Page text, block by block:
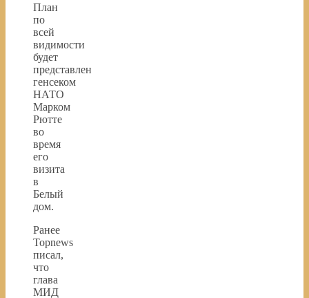
План
по
всей
видимости
будет
представлен
генсеком
НАТО
Марком
Рютте
во
время
его
визита
в
Белый
дом.
Ранее
Topnews
писал,
что
глава
МИД